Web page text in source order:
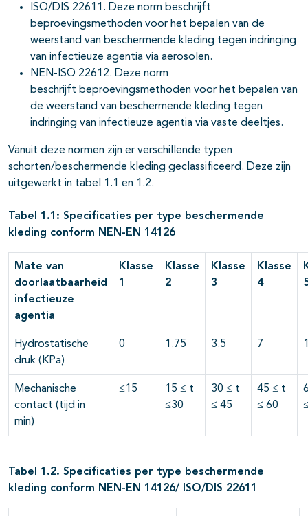
ISO/DIS 22611. Deze norm beschrijft
beproevingsmethoden voor het bepalen van de
weerstand van beschermende kleding tegen indringing
van infectieuze agentia via aerosolen.
NEN-ISO 22612. Deze norm
beschrijft beproevingsmethoden voor het bepalen van
de weerstand van beschermende kleding tegen
indringing van infectieuze agentia via vaste deeltjes.
Vanuit deze normen zijn er verschillende typen
schorten/beschermende kleding geclassificeerd. Deze zijn
uitgewerkt in tabel 1.1 en 1.2.
Tabel 1.1: Specificaties per type beschermende
kleding conform NEN-EN 14126
Mate van
doorlaatbaarheid
infectieuze
agentia
Klasse
1
Klasse
2
Klasse
3
Klasse
4
Hydrostatische
druk (KPa)
0 1.75 3.5 7
Mechanische
contact (tijd in
min)
≤15
15 ≤ t
≤30
30 ≤ t
≤ 45
45 ≤ t
≤ 60
Tabel 1.2. Specificaties per type beschermende
kleding conform NEN-EN 14126/ ISO/DIS 22611